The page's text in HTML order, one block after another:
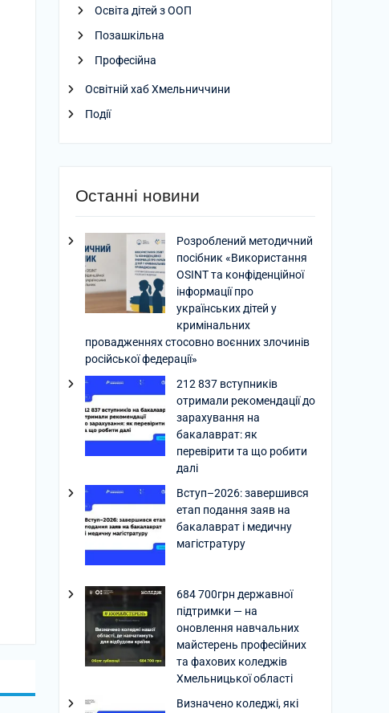
Освіта дітей з ООП
Позашкільна
Професійна
Освітній хаб Хмельниччини
Події
Останні новини
Розроблений методичний
посібник «Використання
OSINT та конфіденційної
інформації про
українських дітей у
кримінальних
провадженнях стосовно воєнних злочинів
російської федерації»
212 837 вступників
отримали рекомендації до
зарахування на
бакалаврат: як
перевірити та що робити
далі
Вступ–2026: завершився
етап подання заяв на
бакалаврат і медичну
магістратуру
684 700грн державної
підтримки — на
оновлення навчальних
майстерень професійних
та фахових коледжів
Хмельницької області
Визначено коледжі, які